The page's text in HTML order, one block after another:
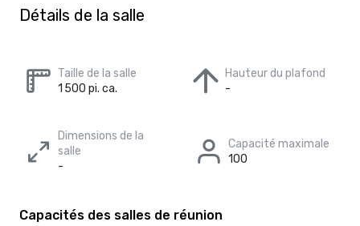
Détails de la salle
Taille de la salle
1 500 pi. ca.
Hauteur du plafond
-
Dimensions de la
salle
-
Capacité maximale
100
Capacités des salles de réunion